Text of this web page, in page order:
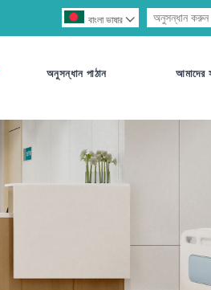
বাংলা ভাষার 
অনুসন্ধান পাঠান আমাদের